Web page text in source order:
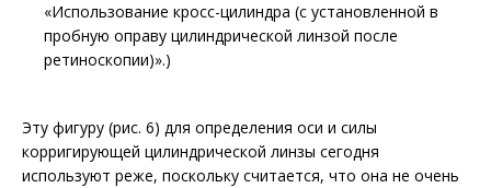
«Использование кросс-цилиндра (с установленной в
пробную оправу цилиндрической линзой после
ретиноскопии)».)
Эту фигуру (рис. 6) для определения оси и силы
корригирующей цилиндрической линзы сегодня
используют реже, поскольку считается, что она не очень